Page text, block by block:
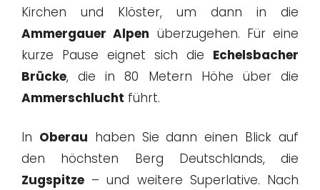
Kirchen und Klöster, um dann in die
Ammergauer Alpen überzugehen. Für eine
kurze Pause eignet sich die Echelsbacher
Brücke, die in 80 Metern Höhe über die
Ammerschlucht führt.
In Oberau haben Sie dann einen Blick auf
den höchsten Berg Deutschlands, die
Zugspitze – und weitere Superlative. Nach